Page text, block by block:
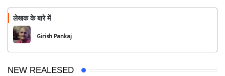
लेखक के बारे में
Girish Pankaj
NEW REALESED